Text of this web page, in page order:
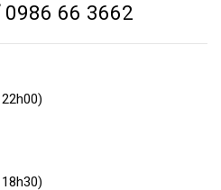
0986 66 3662